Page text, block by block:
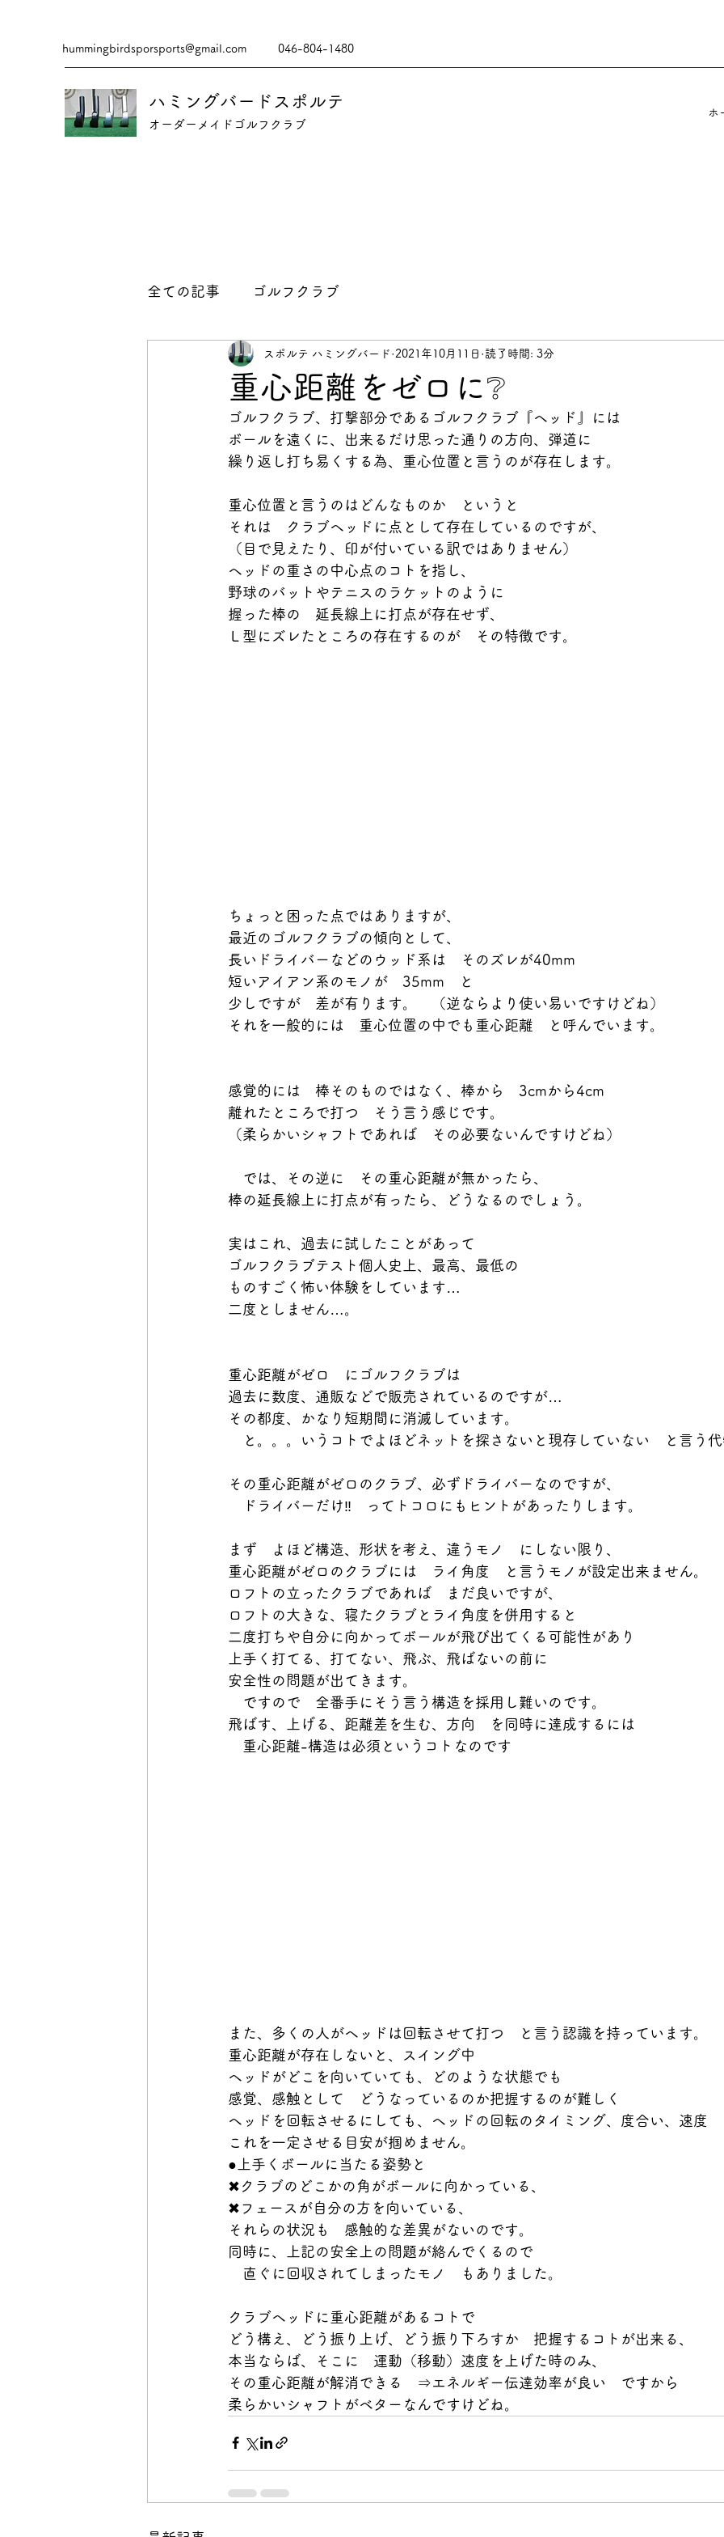
hummingbirdsporsports@gmail.com 046-804-1480
ハミングバードスポルテ
​​オーダーメイドゴルフクラブ
ホ
全ての記事 ゴルフクラブ
重心距離をゼロに❔
スポルテ ハミングバード 2021年10月11日 読了時間: 3分
ゴルフクラブ、打撃部分であるゴルフクラブ『ヘッド』には
ボールを遠くに、出来るだけ思った通りの方向、弾道に
繰り返し打ち易くする為、重心位置と言うのが存在します。
重心位置と言うのはどんなものか　というと
それは　クラブヘッドに点として存在しているのですが、
（目で見えたり、印が付いている訳ではありません）
ヘッドの重さの中心点のコトを指し、
野球のバットやテニスのラケットのように
握った棒の　延長線上に打点が存在せず、
Ｌ型にズレたところの存在するのが　その特徴です。
ちょっと困った点ではありますが、
最近のゴルフクラブの傾向として、
長いドライバーなどのウッド系は　そのズレが40mm
短いアイアン系のモノが　35mm　と
少しですが　差が有ります。　（逆ならより使い易いですけどね）
それを一般的には　重心位置の中でも重心距離　と呼んでいます。
感覚的には　棒そのものではなく、棒から　3cmから4cm
離れたところで打つ　そう言う感じです。
（柔らかいシャフトであれば　その必要ないんですけどね）
では、その逆に　その重心距離が無かったら、
棒の延長線上に打点が有ったら、どうなるのでしょう。
実はこれ、過去に試したことがあって
ゴルフクラブテスト個人史上、最高、最低の
ものすごく怖い体験をしています…
二度としません…。
重心距離がゼロ　にゴルフクラブは
過去に数度、通販などで販売されているのですが…
その都度、かなり短期間に消滅しています。
と。。。いうコトでよほどネットを探さないと現存していない　と言う
その重心距離がゼロのクラブ、必ずドライバーなのですが、
ドライバーだけ‼　ってトコロにもヒントがあったりします。
まず　よほど構造、形状を考え、違うモノ　にしない限り、
重心距離がゼロのクラブには　ライ角度　と言うモノが設定出来ません。
ロフトの立ったクラブであれば　まだ良いですが、
ロフトの大きな、寝たクラブとライ角度を併用すると
二度打ちや自分に向かってボールが飛び出てくる可能性があり
上手く打てる、打てない、飛ぶ、飛ばないの前に
安全性の問題が出てきます。
ですので　全番手にそう言う構造を採用し難いのです。
飛ばす、上げる、距離差を生む、方向　を同時に達成するには
重心距離-構造は必須というコトなのです
また、多くの人がヘッドは回転させて打つ　と言う認識を持っています。
重心距離が存在しないと、スイング中
ヘッドがどこを向いていても、どのような状態でも
感覚、感触として　どうなっているのか把握するのが難しく
ヘッドを回転させるにしても、ヘッドの回転のタイミング、度合い、速度
これを一定させる目安が掴めません。
●上手くボールに当たる姿勢と
✖クラブのどこかの角がボールに向かっている、
✖フェースが自分の方を向いている、
それらの状況も　感触的な差異がないのです。
同時に、上記の安全上の問題が絡んでくるので
直ぐに回収されてしまったモノ　もありました。
クラブヘッドに重心距離があるコトで
どう構え、どう振り上げ、どう振り下ろすか　把握するコトが出来る、
本当ならば、そこに　運動（移動）速度を上げた時のみ、
その重心距離が解消できる　⇒エネルギー伝達効率が良い　ですから
柔らかいシャフトがベターなんですけどね。